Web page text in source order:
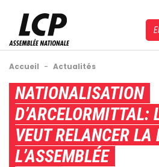
contenu
principal
Fil
d'Ariane
Accueil - Actualités
Back
top
NATIONALISATION
D’ARCELORMITTAL:
VEUT RELANCER LA
L’ASSEMBLÉE